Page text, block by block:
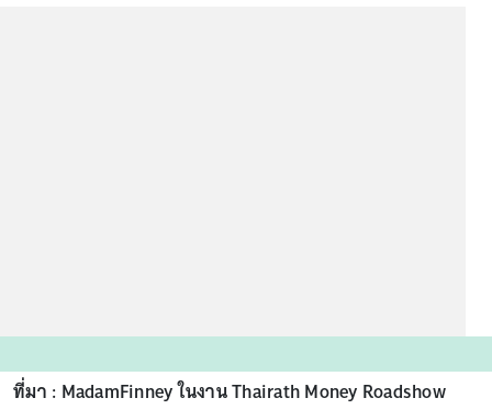
ที่มา : MadamFinney ในงาน Thairath Money Roadshow